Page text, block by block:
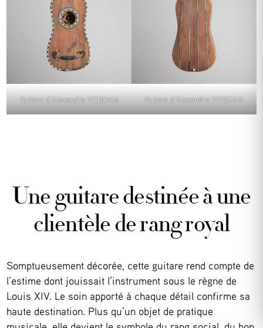
Guitare d’Alexandre VOBOAM Guitare d’Alexandre VOBOAM
Une guitare destinée à une
clientèle de rang royal
Somptueusement décorée, cette guitare rend compte de
l’estime dont jouissait l’instrument sous le règne de
Louis XIV. Le soin apporté à chaque détail confirme sa
haute destination. Plus qu’un objet de pratique